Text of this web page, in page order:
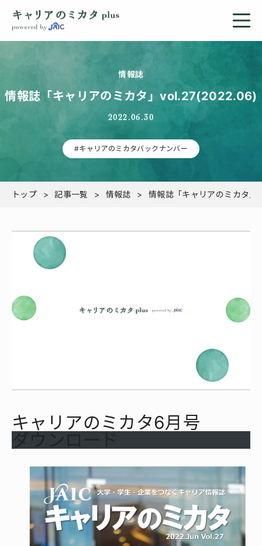
情報誌
情報誌「キャリアのミカタ」vol.27(2022.06)
2022.06.30
#キャリアのミカタバックナンバー
トップ 記事一覧 情報誌 情報誌「キャリアのミカタ
キャリアのミカタ6月号
ダウンロード